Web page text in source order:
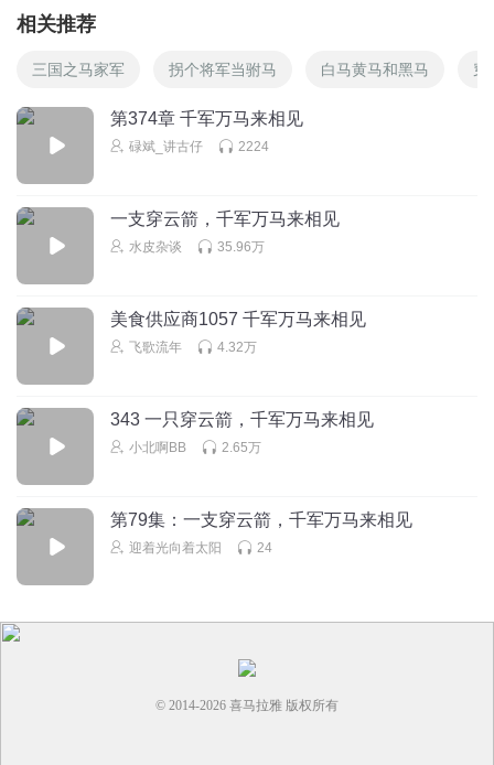
相关推荐
三国之马家军 拐个将军当驸马 白马黄马和黑马 穿
第374章 千军万马来相见
碌斌_讲古仔 2224
一支穿云箭，千军万马来相见
水皮杂谈 35.96万
美食供应商1057 千军万马来相见
飞歌流年 4.32万
343 一只穿云箭，千军万马来相见
小北啊BB 2.65万
第79集：一支穿云箭，千军万马来相见
迎着光向着太阳 24
© 2014-2026 喜马拉雅 版权所有